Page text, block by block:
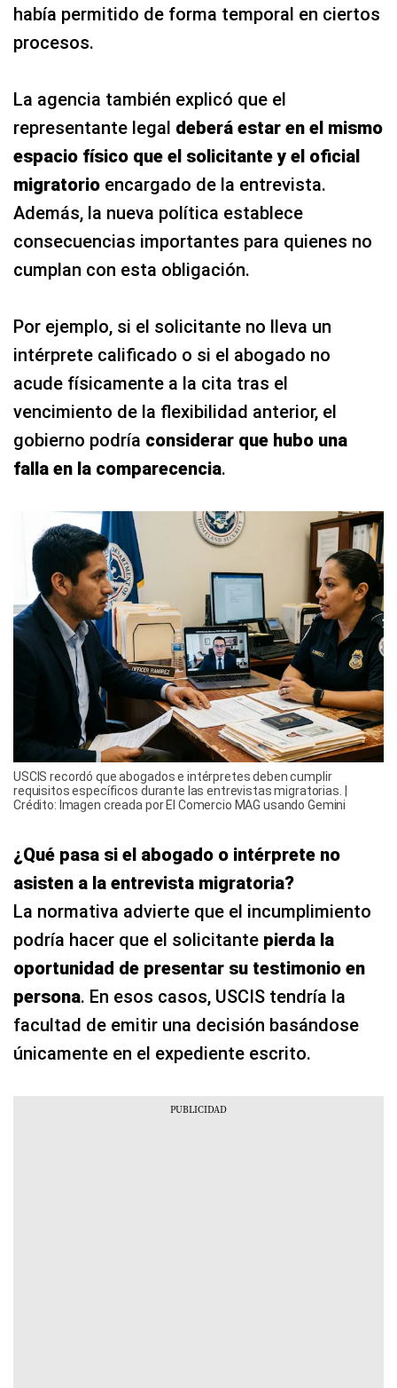
había permitido de forma temporal en ciertos
procesos.
La agencia también explicó que el
representante legal deberá estar en el mismo
espacio físico que el solicitante y el oficial
migratorio encargado de la entrevista.
Además, la nueva política establece
consecuencias importantes para quienes no
cumplan con esta obligación.
Por ejemplo, si el solicitante no lleva un
intérprete calificado o si el abogado no
acude físicamente a la cita tras el
vencimiento de la flexibilidad anterior, el
gobierno podría considerar que hubo una
falla en la comparecencia.
USCIS recordó que abogados e intérpretes deben cumplir
requisitos específicos durante las entrevistas migratorias. |
Crédito: Imagen creada por El Comercio MAG usando Gemini
¿Qué pasa si el abogado o intérprete no
asisten a la entrevista migratoria?
La normativa advierte que el incumplimiento
podría hacer que el solicitante pierda la
oportunidad de presentar su testimonio en
persona. En esos casos, USCIS tendría la
facultad de emitir una decisión basándose
únicamente en el expediente escrito.